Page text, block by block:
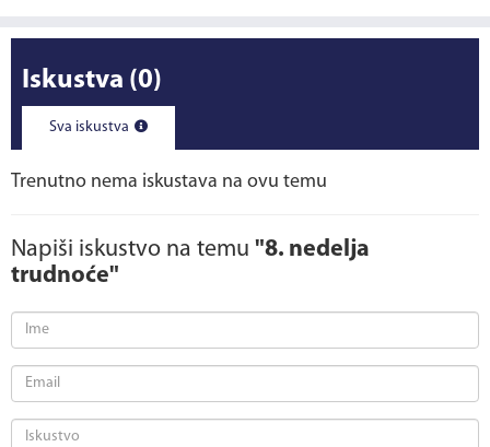
Iskustva (0)
Sva iskustva
Trenutno nema iskustava na ovu temu
Napiši iskustvo na temu "8. nedelja
trudnoće"